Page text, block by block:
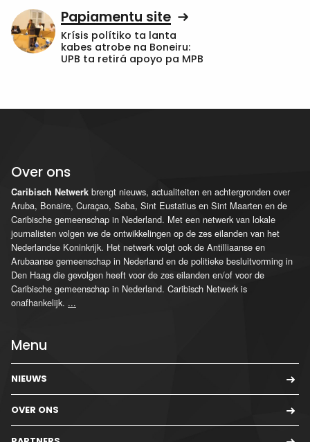
Papiamentu site
Krísis polítiko ta lanta
kabes atrobe na Boneiru:
UPB ta retirá apoyo pa MPB
Over ons
Caribisch Netwerk brengt nieuws, actualiteiten en achtergronden over
Aruba, Bonaire, Curaçao, Saba, Sint Eustatius en Sint Maarten en de
Caribische gemeenschap in Nederland. Met een netwerk van lokale
journalisten volgen we de ontwikkelingen op de zes eilanden van het
Nederlandse Koninkrijk. Het netwerk volgt ook de Antilliaanse en
Arubaanse gemeenschap in Nederland en de politieke besluitvorming in
Den Haag die gevolgen heeft voor de zes eilanden en/of voor de
Caribische gemeenschap in Nederland. Caribisch Netwerk is
onafhankelijk. ...
Menu
NIEUWS
OVER ONS